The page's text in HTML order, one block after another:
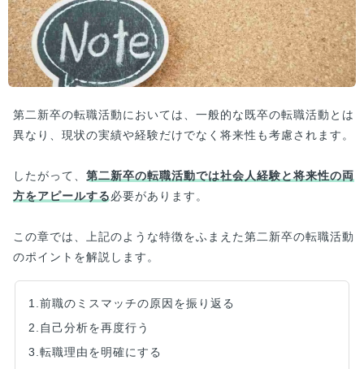
第二新卒の転職活動においては、一般的な既卒の転職活動とは
異なり、現状の実績や経験だけでなく将来性も考慮されます。
したがって、 第二新卒の転職活動では社会人経験と将来性の両
方をアピールする必要があります。
この章では、上記のような特徴をふまえた第二新卒の転職活動
のポイントを解説します。
1.前職のミスマッチの原因を振り返る
2.自己分析を再度行う
3.転職理由を明確にする